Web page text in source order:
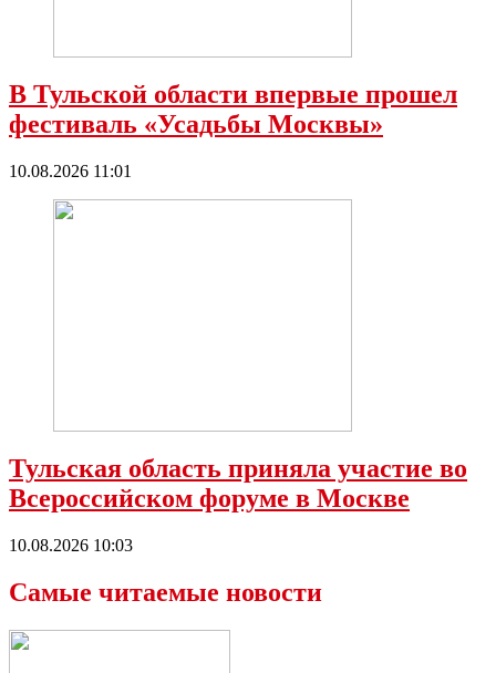
В Тульской области впервые прошел
фестиваль «Усадьбы Москвы»
10.08.2026 11:01
Тульская область приняла участие во
Всероссийском форуме в Москве
10.08.2026 10:03
Самые читаемые новости